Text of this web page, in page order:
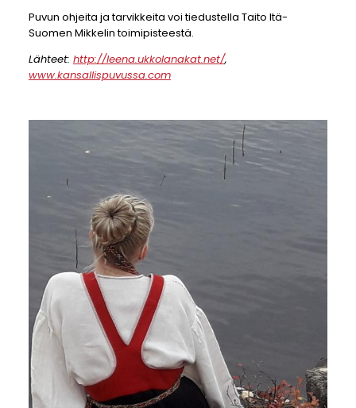
Puvun ohjeita ja tarvikkeita voi tiedustella Taito Itä-
Suomen Mikkelin toimipisteestä.
Lähteet: http://leena.ukkolanakat.net/,
www.kansallispuvussa.com